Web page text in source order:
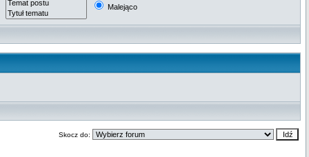
Malejąco
Skocz do: